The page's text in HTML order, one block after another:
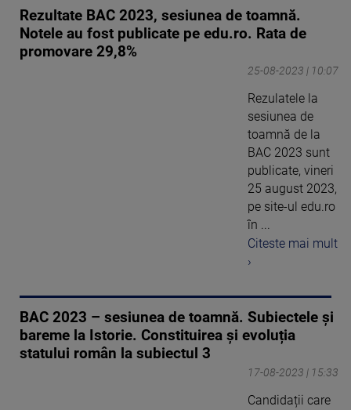
Rezultate BAC 2023, sesiunea de toamnă.
Notele au fost publicate pe edu.ro. Rata de
promovare 29,8%
25-08-2023 | 10:07
Rezulatele la
sesiunea de
toamnă de la
BAC 2023 sunt
publicate, vineri
25 august 2023,
pe site-ul edu.ro
în ...
Citeste mai mult
›
BAC 2023 – sesiunea de toamnă. Subiectele și
bareme la Istorie. Constituirea și evoluția
statului român la subiectul 3
17-08-2023 | 15:33
Candidații care